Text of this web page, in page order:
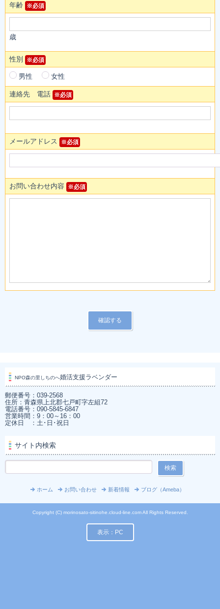
年齢 ※必須
歳
性別 ※必須
男性 女性
連絡先 電話 ※必須
メールアドレス ※必須
お問い合わせ内容 ※必須
NPO森の里しちのへ婚活支援ラベンダー
郵便番号：039-2568
住所：青森県上北郡七戸町字左組72
電話番号：090-5845-6847
営業時間：9：00～16：00
定休日 ：土･日･祝日
サイト内検索
ホーム お問い合わせ 新着情報 ブログ（Ameba）
Copyright (C) morinosato-sitinohe.cloud-line.com All Rights Reserved.
表示：PC